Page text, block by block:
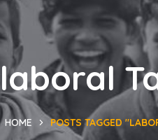
laboral
HOME POSTS TAGGED